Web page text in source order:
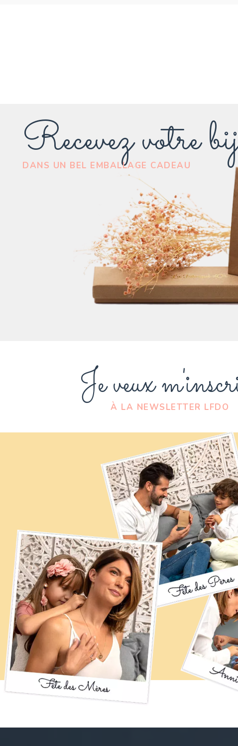
Recevez votre
DANS UN BEL EMBALLAGE CADEAU
Je veux
À LA NEWSLETTER LFDO